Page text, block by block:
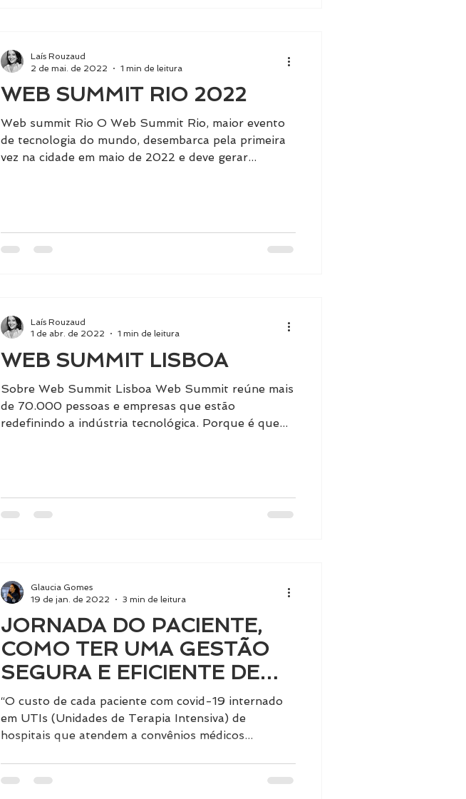
WEB SUMMIT RIO 2022
Web summit Rio O Web Summit Rio, maior evento
de tecnologia do mundo, desembarca pela primeira
vez na cidade em maio de 2022 e deve gerar...
Laís Rouzaud
2 de mai. de 2022
1 min de leitura
WEB SUMMIT LISBOA
Sobre Web Summit Lisboa Web Summit reúne mais
de 70.000 pessoas e empresas que estão
redefinindo a indústria tecnológica. Porque é que...
Laís Rouzaud
1 de abr. de 2022
1 min de leitura
JORNADA DO PACIENTE,
COMO TER UMA GESTÃO
SEGURA E EFICIENTE DE
LEITOS?
“O custo de cada paciente com covid-19 internado
em UTIs (Unidades de Terapia Intensiva) de
hospitais que atendem a convênios médicos...
Glaucia Gomes
19 de jan. de 2022
3 min de leitura